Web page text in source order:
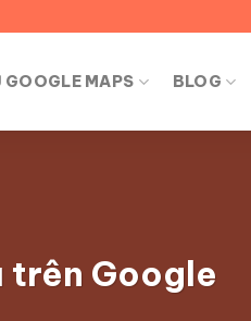
GOOGLE MAPS BLOG
trên Google